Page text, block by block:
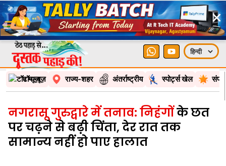
×
टॉप न्यूज़ राज्य-शहर अंतर्राष्ट्रीय स्पोर्ट्स खेल
नगरासू गुरुद्वारे में तनाव: निहंगोंके छत
पर चढ़ने से बढ़ी चिंता, देर रात तक
सामान्य नहीं हो पाए हालात